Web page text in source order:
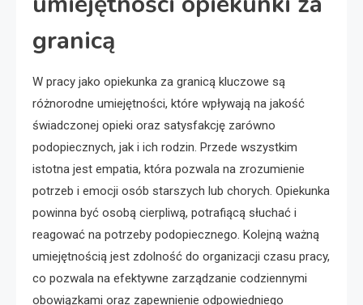
granicą
W pracy jako opiekunka za granicą kluczowe są
różnorodne umiejętności, które wpływają na jakość
świadczonej opieki oraz satysfakcję zarówno
podopiecznych, jak i ich rodzin. Przede wszystkim
istotna jest empatia, która pozwala na zrozumienie
potrzeb i emocji osób starszych lub chorych. Opiekunka
powinna być osobą cierpliwą, potrafiącą słuchać i
reagować na potrzeby podopiecznego. Kolejną ważną
umiejętnością jest zdolność do organizacji czasu pracy,
co pozwala na efektywne zarządzanie codziennymi
obowiązkami oraz zapewnienie odpowiedniego